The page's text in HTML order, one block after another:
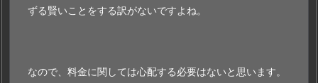
ずる賢いことをする訳がないですよね。
なので、料金に関しては心配する必要はないと思います。